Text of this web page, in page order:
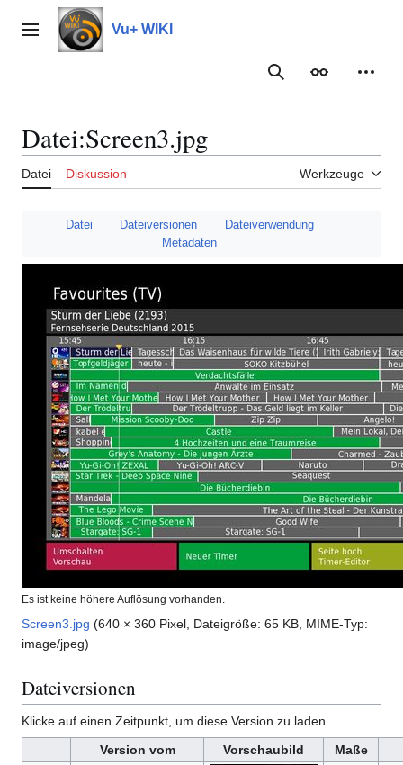
Inhalt
springenHauptmenü Vu+ WIKI
Suche
Datei:Screen3.jpg
Datei Diskussion Werkzeuge
Datei Dateiversionen
Dateiverwendung
Metadaten
Es ist keine höhere Auflösung vorhanden.
Screen3.jpg (640 × 360 Pixel, Dateigröße: 65 KB, MIME-Typ:
image/jpeg)
Dateiversionen
Klicke auf einen Zeitpunkt, um diese Version zu laden.
Version vom
Vorschaubild
Maße